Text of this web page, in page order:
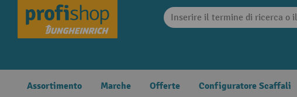
Skip to main navigation
Assortimento Marche Offerte Configuratore Scaffali